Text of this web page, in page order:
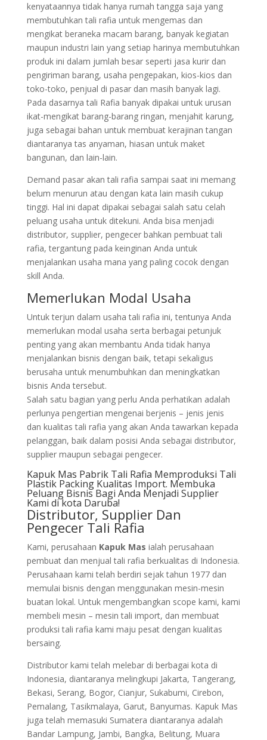
kenyataannya tidak hanya rumah tangga saja yang
membutuhkan tali rafia untuk mengemas dan
mengikat beraneka macam barang, banyak kegiatan
maupun industri lain yang setiap harinya membutuhkan
produk ini dalam jumlah besar seperti jasa kurir dan
pengiriman barang, usaha pengepakan, kios-kios dan
toko-toko, penjual di pasar dan masih banyak lagi.
Pada dasarnya tali Rafia banyak dipakai untuk urusan
ikat-mengikat barang-barang ringan, menjahit karung,
juga sebagai bahan untuk membuat kerajinan tangan
diantaranya tas anyaman, hiasan untuk maket
bangunan, dan lain-lain.
Demand pasar akan tali rafia sampai saat ini memang
belum menurun atau dengan kata lain masih cukup
tinggi. Hal ini dapat dipakai sebagai salah satu celah
peluang usaha untuk ditekuni. Anda bisa menjadi
distributor, supplier, pengecer bahkan pembuat tali
rafia, tergantung pada keinginan Anda untuk
menjalankan usaha mana yang paling cocok dengan
skill Anda.
Memerlukan Modal Usaha
Untuk terjun dalam usaha tali rafia ini, tentunya Anda
memerlukan modal usaha serta berbagai petunjuk
penting yang akan membantu Anda tidak hanya
menjalankan bisnis dengan baik, tetapi sekaligus
berusaha untuk menumbuhkan dan meningkatkan
bisnis Anda tersebut.
Salah satu bagian yang perlu Anda perhatikan adalah
perlunya pengertian mengenai berjenis – jenis jenis
dan kualitas tali rafia yang akan Anda tawarkan kepada
pelanggan, baik dalam posisi Anda sebagai distributor,
supplier maupun sebagai pengecer.
Kapuk Mas Pabrik Tali Rafia Memproduksi Tali
Plastik Packing Kualitas Import. Membuka
Peluang Bisnis Bagi Anda Menjadi Supplier
Kami di kota Daruba!
Distributor, Supplier Dan
Pengecer Tali Rafia
Kami, perusahaan Kapuk Mas ialah perusahaan
pembuat dan menjual tali rafia berkualitas di Indonesia.
Perusahaan kami telah berdiri sejak tahun 1977 dan
memulai bisnis dengan menggunakan mesin-mesin
buatan lokal. Untuk mengembangkan scope kami, kami
membeli mesin – mesin tali import, dan membuat
produksi tali rafia kami maju pesat dengan kualitas
bersaing.
Distributor kami telah melebar di berbagai kota di
Indonesia, diantaranya melingkupi Jakarta, Tangerang,
Bekasi, Serang, Bogor, Cianjur, Sukabumi, Cirebon,
Pemalang, Tasikmalaya, Garut, Banyumas. Kapuk Mas
juga telah memasuki Sumatera diantaranya adalah
Bandar Lampung, Jambi, Bangka, Belitung, Muara